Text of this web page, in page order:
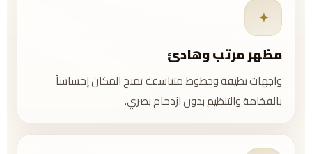
✦
مظهر مرتب وهادئ
واجهات نظيفة وخطوط متناسقة تمنح المكان إحساساً
بالفخامة والتنظيم بدون ازدحام بصري.